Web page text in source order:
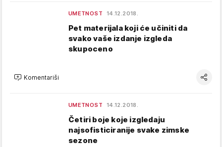
UMETNOST 14.12.2018.
Pet materijala koji će učiniti da
svako vaše izdanje izgleda
skupoceno
Komentariši
UMETNOST 14.12.2018.
Četiri boje koje izgledaju
najsofisticiranije svake zimske
sezone